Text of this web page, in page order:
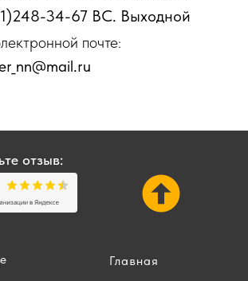
34-67 ВС. Выходной
почте:
отзыв:
Главная